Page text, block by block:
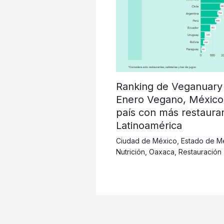
Ranking de
Enero Vegano,
país con más
Latinoamérica
Ciudad de México Estado de
Nutrición Oaxaca Restauración